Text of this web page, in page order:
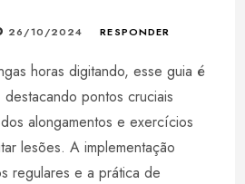
26/10/2024 RESPONDER
horas digitando, esse guia é
pontos cruciais
alongamentos e exercícios
lesões. A implementação
regulares e a prática de